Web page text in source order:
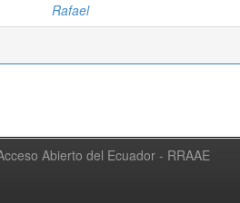
Rafael
Abierto del Ecuador - RRAAE